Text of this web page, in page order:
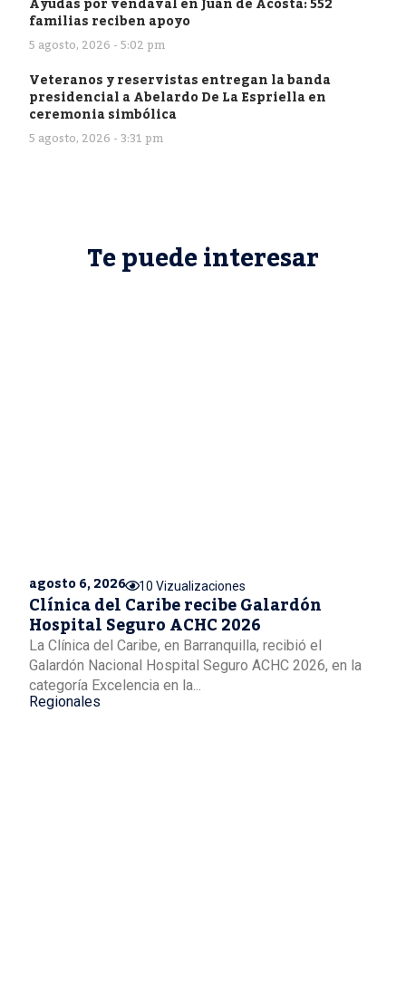
familias reciben apoyo
5 agosto, 2026 - 5:02 pm
Veteranos y reservistas entregan la banda
presidencial a Abelardo De La Espriella en
ceremonia simbólica
5 agosto, 2026 - 3:31 pm
Te puede interesar
agosto 6, 2026 10 Vizualizaciones
Clínica del Caribe recibe Galardón
Hospital Seguro ACHC 2026
La Clínica del Caribe, en Barranquilla, recibió el
Galardón Nacional Hospital Seguro ACHC 2026, en la
categoría Excelencia en la...
Regionales